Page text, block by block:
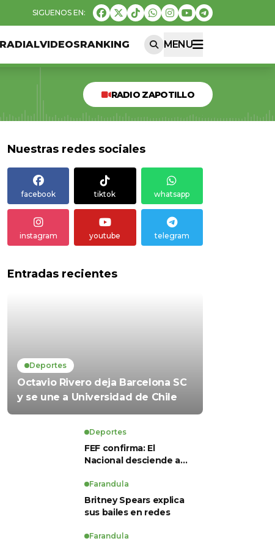
VIDEOSRANKING MENU
RADIO ZAPOTILLO
Nuestras redes sociales
facebook tiktok whatsapp
instagram youtube telegram
Entradas recientes
Deportes
Octavio Rivero deja Barcelona SC
y se une a Universidad de Chile
Deportes
FEF confirma: El
Nacional desciende a
Universitario se salva y
solo dos equipos
ascienden para LigaPro
Farandula
Britney Spears explica
sus bailes en redes
Farandula